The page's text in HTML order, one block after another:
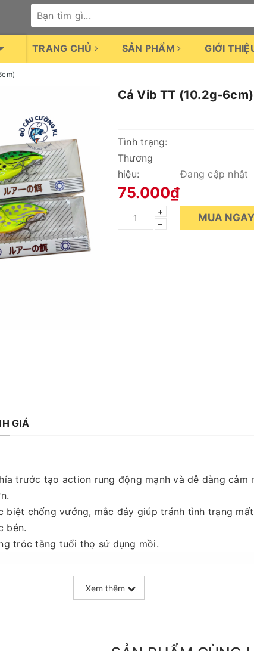
TRANG CHỦ SẢN PHẨM GIỚI
Cá Vib TT (10.2g-6cm)
Tình trạng:
Thương
hiệu:
Đang cập nhật
75.000₫
+
–
MUA NGAY
GIÁ
trước tạo action rung động mạnh và dễ dàng cảm
biệt chống vướng, mắc đáy giúp tránh tình trạng
bén.
tróc tăng tuổi thọ sử dụng mồi.
Xem thêm